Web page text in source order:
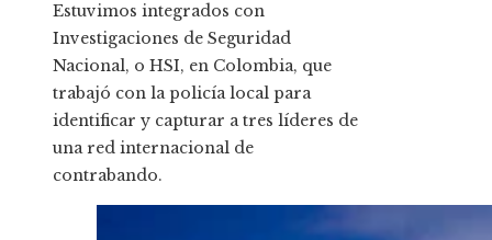
Estuvimos integrados con
Investigaciones de Seguridad
Nacional, o HSI, en Colombia, que
trabajó con la policía local para
identificar y capturar a tres líderes de
una red internacional de
contrabando.